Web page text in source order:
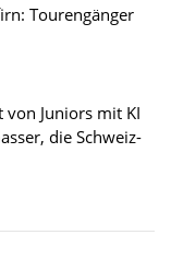
Tourengänger
von Juniors mit KI
die Schweiz-